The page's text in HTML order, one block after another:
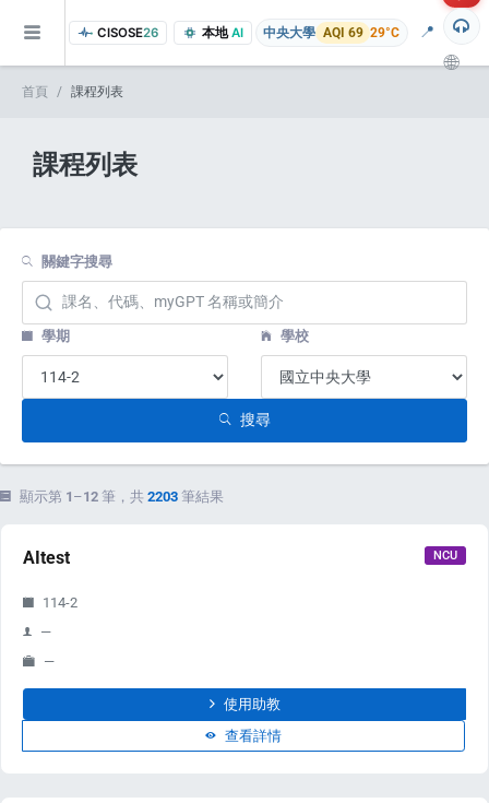
research findings, in addition to the course project website and
CISOSE26 本地AI 中央大學 AQI 69 29°C 📍
🌐
首頁 課程列表
課程列表
關鍵字搜尋
學期 學校
搜尋
顯示第 1 –12 筆，共 2203 筆結果
AItest NCU
114-2
—
—
使用助教
查看詳情